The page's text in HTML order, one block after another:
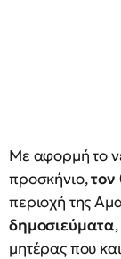
Με αφορμή το
προσκήνιο,τον
περιοχή της
δημοσιεύματα
μητέρας που